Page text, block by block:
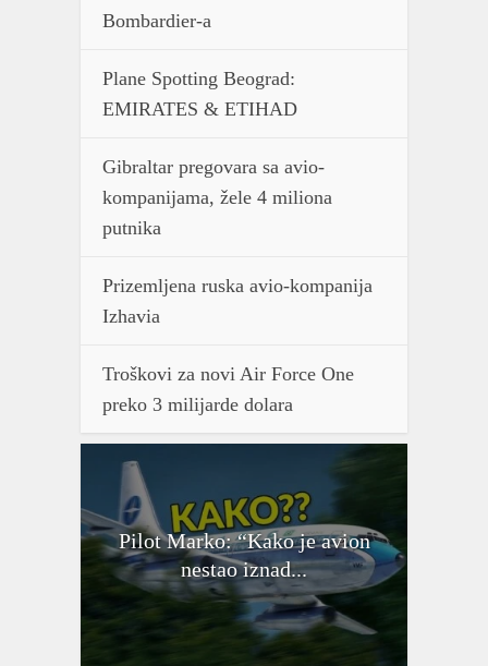
Bombardier-a
Plane Spotting Beograd:
EMIRATES & ETIHAD
Gibraltar pregovara sa avio-
kompanijama, žele 4 miliona
putnika
Prizemljena ruska avio-kompanija
Izhavia
Troškovi za novi Air Force One
preko 3 milijarde dolara
Pilot Marko: “Kako je avion
nestao iznad...